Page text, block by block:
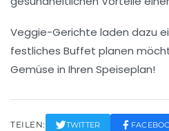
Veggie-Gerichte laden dazu
festliches Buffet planen
Gemüse in Ihren Speiseplan!
TEILEN: TWITTER